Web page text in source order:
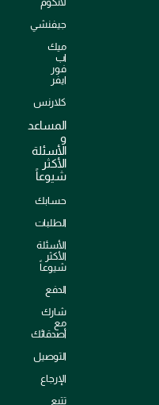
جيفنشي
ميك
اب
فور
ايفر
كلارنس
المساعد
و
الأسئلة
الأكثر
شيوعاً
حسابك
الطلبات
الأسئلة
الأكثر
شيوعاً
الدفع
شارك
مع
أصدقائك
التوصيل
الإرجاع
تتبع